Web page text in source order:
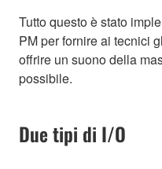
Tutto questo è stato
PM per fornire ai tecnici
offrire un suono della
possibile.
Due tipi di I/O